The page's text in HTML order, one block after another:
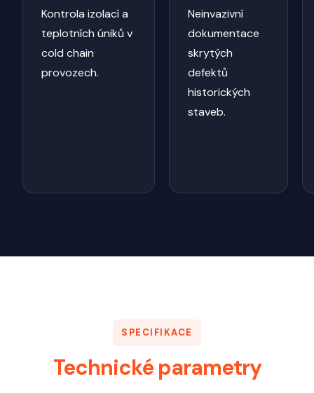
Kontrola izolací a
teplotních úniků v
cold chain
provozech.
Neinvazivní
dokumentace
skrytých
defektů
historických
staveb.
SPECIFIKACE
Technické parametry